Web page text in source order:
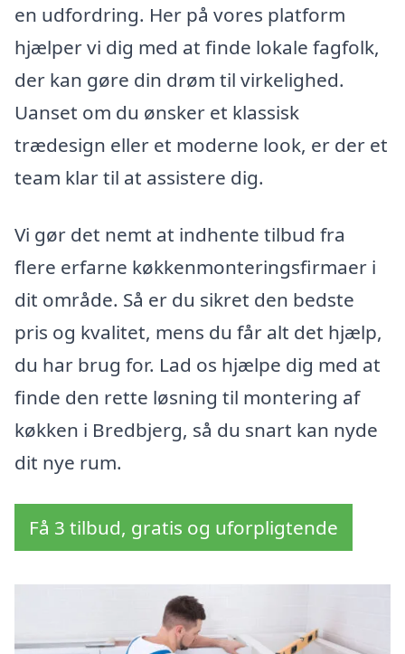
en udfordring. Her på vores platform
hjælper vi dig med at finde lokale fagfolk,
der kan gøre din drøm til virkelighed.
Uanset om du ønsker et klassisk
trædesign eller et moderne look, er der et
team klar til at assistere dig.
Vi gør det nemt at indhente tilbud fra
flere erfarne køkkenmonteringsfirmaer i
dit område. Så er du sikret den bedste
pris og kvalitet, mens du får alt det hjælp,
du har brug for. Lad os hjælpe dig med at
finde den rette løsning til montering af
køkken i Bredbjerg, så du snart kan nyde
dit nye rum.
Få 3 tilbud, gratis og uforpligtende